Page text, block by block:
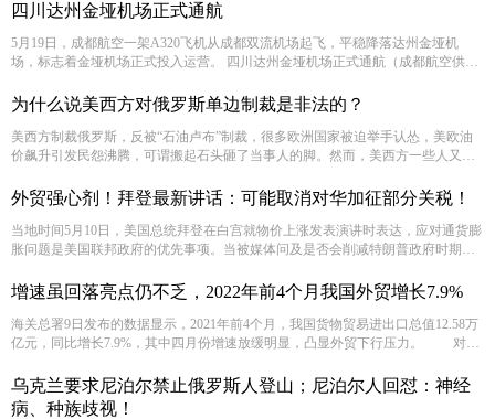
四川达州金垭机场正式通航
5月19日，成都航空一架A320飞机从成都双流机场起飞，平稳降落达州金垭机
场，标志着金垭机场正式投入运营。 四川达州金垭机场正式通航（成都航空供
为什么说美西方对俄罗斯单边制裁是非法的？
美西方制裁俄罗斯，反被“石油卢布”制裁，很多欧洲国家被迫举手认怂，美欧油
价飙升引发民怨沸腾，可谓搬起石头砸了当事人的脚。然而，美西方一些人又在
们毫不质疑，其失败的下场是注定的。
外贸强心剂！拜登最新讲话：可能取消对华加征部分关税！
当地时间5月10日，美国总统拜登在白宫就物价上涨发表演讲时表达，应对通货膨
胀问题是美国联邦政府的优先事项。当被媒体问及是否会削减特朗普政府时期对
是否要取消关税正在讨论中。 美国通胀创40年最高
增速虽回落亮点仍不乏，2022年前4个月我国外贸增长7.9%
海关总署9日发布的数据显示，2021年前4个月，我国货物贸易进出口总值12.58万
亿元，同比增长7.9%，其中四月份增速放缓明显，凸显外贸下行压力。 对外
外贸增速回落一方面有基数高等不利因素，另一方面也受疫情和俄乌冲突等超预
期因素影响。
乌克兰要求尼泊尔禁止俄罗斯人登山；尼泊尔人回怼：神经
病、种族歧视！